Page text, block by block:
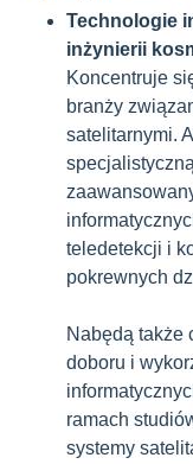
dla
obywateli
Polski
brane pod
kryterium
średnia
ocena na
Technologie
inżynierii
Koncentruje
branży
satelitarnymi.
teledetekcji i
pokrewnych
Nabędą także
doboru i
ramach
systemy